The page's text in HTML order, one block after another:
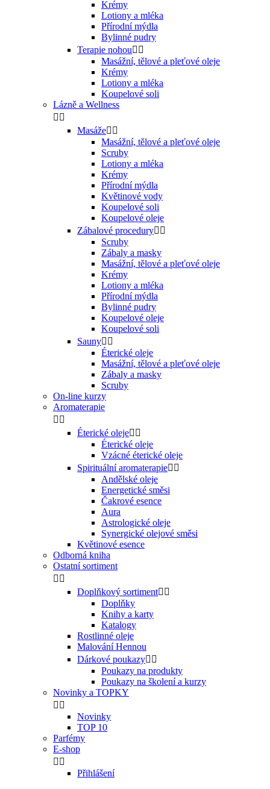
Krémy
Lotiony a mléka
Přírodní mýdla
Bylinné pudry
Terapie nohou 
Masážní, tělové a pleťové oleje
Krémy
Lotiony a mléka
Koupelové soli
Lázně a Wellness
 
Masáže 
Masážní, tělové a pleťové oleje
Scruby
Lotiony a mléka
Krémy
Přírodní mýdla
Květinové vody
Koupelové soli
Koupelové oleje
Zábalové procedury 
Scruby
Zábaly a masky
Masážní, tělové a pleťové oleje
Krémy
Lotiony a mléka
Přírodní mýdla
Bylinné pudry
Koupelové oleje
Koupelové soli
Sauny 
Éterické oleje
Masážní, tělové a pleťové oleje
Zábaly a masky
Scruby
On-line kurzy
Aromaterapie
 
Éterické oleje 
Éterické oleje
Vzácné éterické oleje
Spirituální aromaterapie 
Andělské oleje
Energetické směsi
Čakrové esence
Aura
Astrologické oleje
Synergické olejové směsi
Květinové esence
Odborná kniha
Ostatní sortiment
 
Doplňkový sortiment 
Doplňky
Knihy a karty
Katalogy
Rostlinné oleje
Malování Hennou
Dárkové poukazy 
Poukazy na produkty
Poukazy na školení a kurzy
Novinky a TOPKY
 
Novinky
TOP 10
Parfémy
E-shop
 
Přihlášení